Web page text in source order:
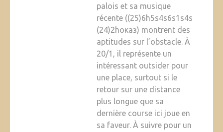
palois et sa musique
récente ((25)6h5s4s6s1s4s
(24)2hоказ) montrent des
aptitudes sur l’obstacle. À
20/1, il représente un
intéressant outsider pour
une place, surtout si le
retour sur une distance
plus longue que sa
dernière course ici joue en
sa faveur. À suivre pour un